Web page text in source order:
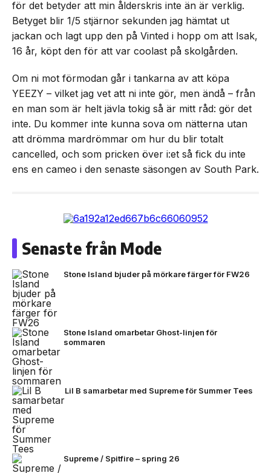
för det betyder att min ålderskris inte än är verklig.
Betyget blir 1/5 stjärnor sekunden jag hämtat ut
jackan och lagt upp den på Vinted i hopp om att Isak,
16 år, köpt den för att var coolast på skolgården.
Om ni mot förmodan går i tankarna av att köpa
YEEZY – vilket jag vet att ni inte gör, men ändå – från
en man som är helt jävla tokig så är mitt råd: gör det
inte. Du kommer inte kunna sova om nätterna utan
att drömma mardrömmar om hur du blir totalt
cancelled, och som pricken över i:et så fick du inte
ens en cameo i den senaste säsongen av South Park.
Senaste från Mode
Stone Island bjuder på mörkare färger för FW26
Stone Island omarbetar Ghost-linjen för
sommaren
Lil B samarbetar med Supreme för Summer Tees
Supreme / Spitfire – spring 26